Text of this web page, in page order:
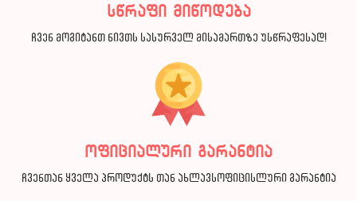
სწრაფი მიწოდება
ჩვენ მოგიტანთ ნივთს სასურველ მისამართზე უსწრაფესად!
ოფიციალური გარანტია
ჩვენთან ყველა პროდუქტს თან ახლავსოფიცისლური გარანტია